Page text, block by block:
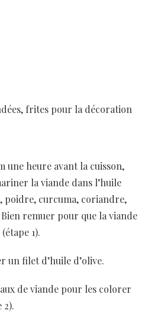
frites pour la décoration
une heure avant la cuisson,
la viande dans l’huile
poidre, curcuma, coriandre,
remuer pour que la viande
1).
un filet d’huile d’olive.
de viande pour les colorer
2).